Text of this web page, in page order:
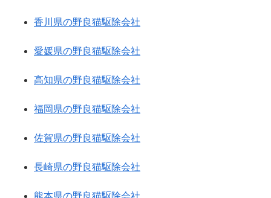
香川県の野良猫駆除会社
愛媛県の野良猫駆除会社
高知県の野良猫駆除会社
福岡県の野良猫駆除会社
佐賀県の野良猫駆除会社
長崎県の野良猫駆除会社